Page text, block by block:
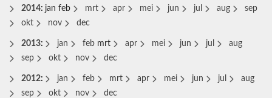
2014: jan feb mrt apr mei jun jul aug
sep
okt
nov dec
2013: jan feb mrt apr mei jun jul
aug
sep
okt nov dec
2012: jan feb mrt apr mei jun jul
aug
sep
okt nov dec